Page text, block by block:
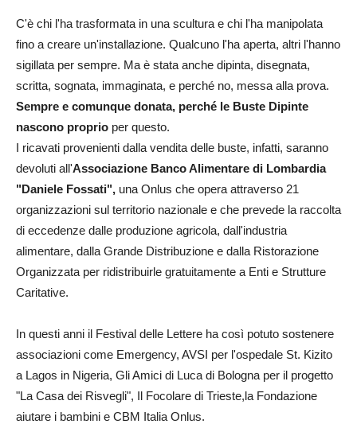
C'è chi l'ha trasformata in una scultura e chi l'ha manipolata
fino a creare un'installazione. Qualcuno l'ha aperta, altri l'hanno
sigillata per sempre. Ma è stata anche dipinta, disegnata,
scritta, sognata, immaginata, e perché no, messa alla prova.
Sempre e comunque donata, perché le Buste Dipinte
nascono proprio per questo.
I ricavati provenienti dalla vendita delle buste, infatti, saranno
devoluti all'Associazione Banco Alimentare di Lombardia
"Daniele Fossati", una Onlus che opera attraverso 21
organizzazioni sul territorio nazionale e che prevede la raccolta
di eccedenze dalle produzione agricola, dall'industria
alimentare, dalla Grande Distribuzione e dalla Ristorazione
Organizzata per ridistribuirle gratuitamente a Enti e Strutture
Caritative.
In questi anni il Festival delle Lettere ha così potuto sostenere
associazioni come Emergency, AVSI per l'ospedale St. Kizito
a Lagos in Nigeria, Gli Amici di Luca di Bologna per il progetto
"La Casa dei Risvegli", Il Focolare di Trieste,la Fondazione
aiutare i bambini e CBM Italia Onlus.